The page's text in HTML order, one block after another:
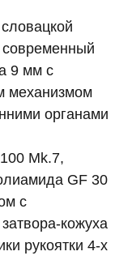
современный
9 мм с
механизмом
органами
Mk.7,
GF 30
с
кожуха
рукоятки 4-х